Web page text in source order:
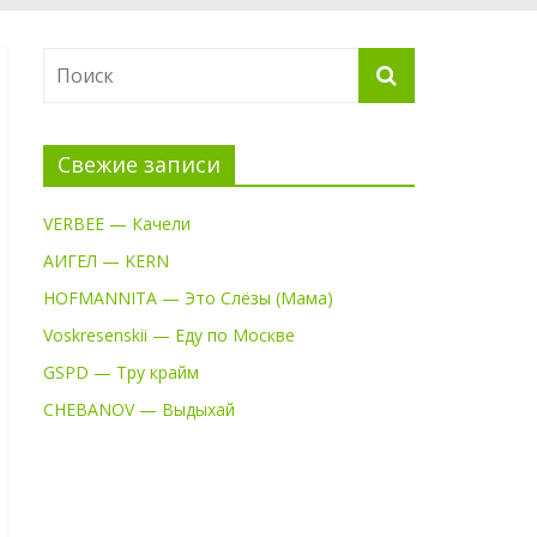
Свежие записи
VERBEE — Качели
АИГЕЛ — KERN
HOFMANNITA — Это Слёзы (Мама)
Voskresenskii — Еду по Москве
GSPD — Тру крайм
CHEBANOV — Выдыхай